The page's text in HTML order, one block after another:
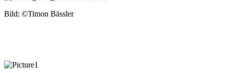
Bild: ©Timon Bässler